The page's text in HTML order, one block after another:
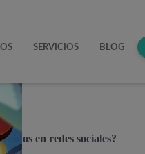
SERVICIOS BLOG
en redes sociales?